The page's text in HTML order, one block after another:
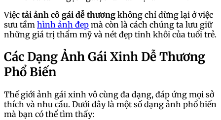
Việc tải ảnh cô gái dễ thương không chỉ dừng lại ở việc
sưu tầm hình ảnh đẹp mà còn là cách chúng ta lưu giữ
những giá trị thẩm mỹ và nét đẹp tinh khôi của tuổi trẻ.
Các Dạng Ảnh Gái Xinh Dễ Thương
Phổ Biến
Thế giới ảnh gái xinh vô cùng đa dạng, đáp ứng mọi sở
thích và nhu cầu. Dưới đây là một số dạng ảnh phổ biến
mà bạn có thể tìm thấy: